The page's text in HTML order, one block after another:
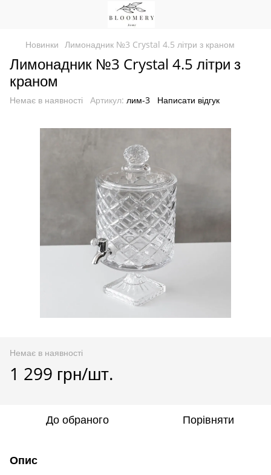
Новинки Лимонадник №3 Crystal 4.5 літри з краном
Лимонадник №3 Crystal 4.5 літри з
краном
Немає в наявності Артикул: лим-3 Написати відгук
Немає в наявності
1 299 грн/шт.
До обраного Порівняти
Опис